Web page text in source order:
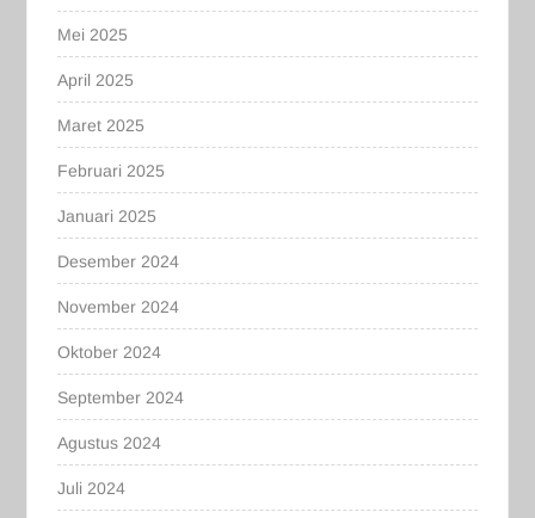
Mei 2025
April 2025
Maret 2025
Februari 2025
Januari 2025
Desember 2024
November 2024
Oktober 2024
September 2024
Agustus 2024
Juli 2024